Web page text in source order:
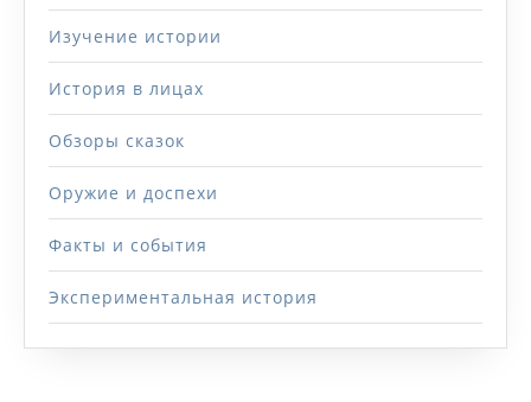
Изучение истории
История в лицах
Обзоры сказок
Оружие и доспехи
Факты и события
Экспериментальная история